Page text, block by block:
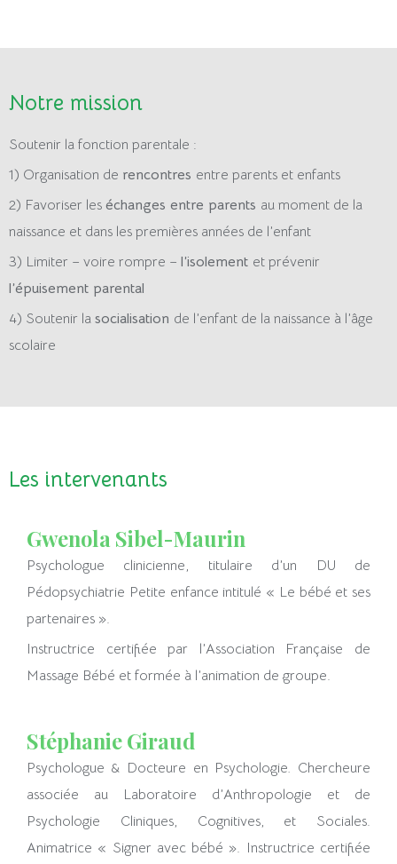
Notre mission
Soutenir la fonction parentale :
1) Organisation de rencontres entre parents et enfants
2) Favoriser les échanges entre parents au moment de la
naissance et dans les premières années de l’enfant
3) Limiter – voire rompre – l’isolement et prévenir
l’épuisement parental
4) Soutenir la socialisation de l’enfant de la naissance à l’âge
scolaire
Les intervenants
Gwenola Sibel-Maurin
Psychologue clinicienne, titulaire d’un DU de
Pédopsychiatrie Petite enfance intitulé « Le bébé et ses
partenaires ».
Instructrice certifiée par l’Association Française de
Massage Bébé et formée à l’animation de groupe.
Stéphanie Giraud
Psychologue & Docteure en Psychologie. Chercheure
associée au Laboratoire d’Anthropologie et de
Psychologie Cliniques, Cognitives, et Sociales.
Animatrice « Signer avec bébé ». Instructrice certifiée